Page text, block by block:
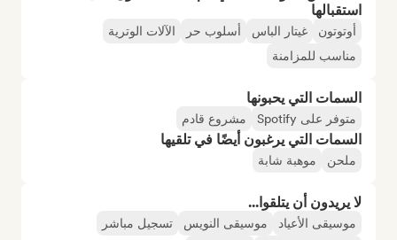
استقبالها
أوتوتون غيتار الباس أسلوب حر
الآلات الوترية
مناسب للمزامنة
السمات التي يحبونها
متوفر على Spotify مشروع قادم
السمات التي يرغبون أيضًا في تلقيها
ملحن موهبة شابة
لا يريدون أن يتلقوا...
موسيقى الأعياد موسيقى النويس
تسجيل مباشر